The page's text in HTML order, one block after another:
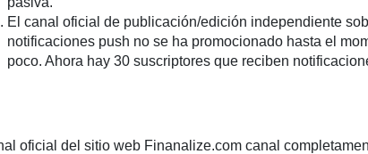
El canal oficial de publicación/edición independiente
notificaciones push no se ha promocionado hasta el
poco. Ahora hay 30 suscriptores que reciben
oficial del sitio web Finanalize.com canal